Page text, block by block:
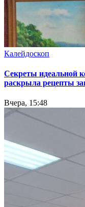
Калейдоскоп
Секреты идеальной
раскрыла рецепты
Вчера, 15:48